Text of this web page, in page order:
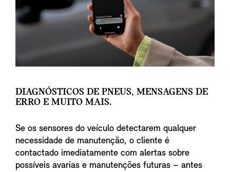
DIAGNÓSTICOS DE PNEUS, MENSAGENS DE
ERRO E MUITO MAIS.
Se os sensores do veículo detectarem qualquer
necessidade de manutenção, o cliente é
contactado imediatamente com alertas sobre
possíveis avarias e manutenções futuras – antes